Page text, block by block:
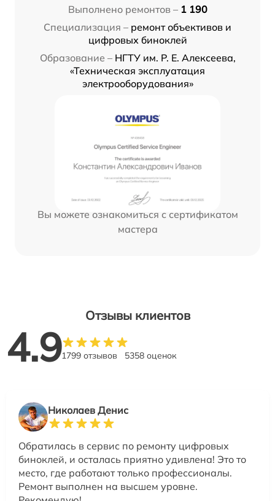
Выполнено ремонтов – 1 190
Специализация – ремонт объективов и
цифровых биноклей
Образование – НГТУ им. Р. Е. Алексеева,
«Техническая эксплуатация
электрооборудования»
Вы можете ознакомиться с сертификатом
мастера
Отзывы клиентов
4.91799 отзывов 5358 оценок
Николаев Денис
Обратилась в сервис по ремонту цифровых
биноклей, и осталась приятно удивлена! Это то
место, где работают только профессионалы.
Ремонт выполнен на высшем уровне.